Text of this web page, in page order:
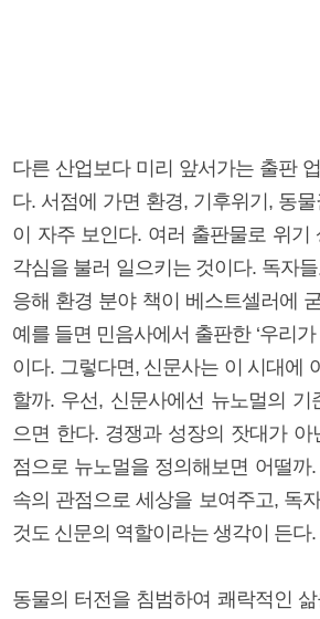
다른 산업보다 미리 앞서가는 출판
다. 서점에 가면 환경, 기후위기, 동
이 자주 보인다. 여러 출판물로 위기
각심을 불러 일으키는 것이다. 독자
응해 환경 분야 책이 베스트셀러에
예를 들면 민음사에서 출판한 ‘우리
이다. 그렇다면, 신문사는 이 시대에
할까. 우선, 신문사에선 뉴노멀의 기
으면 한다. 경쟁과 성장의 잣대가
점으로 뉴노멀을 정의해보면 어떨까
속의 관점으로 세상을 보여주고, 독
것도 신문의 역할이라는 생각이 든다.
동물의 터전을 침범하여 쾌락적인